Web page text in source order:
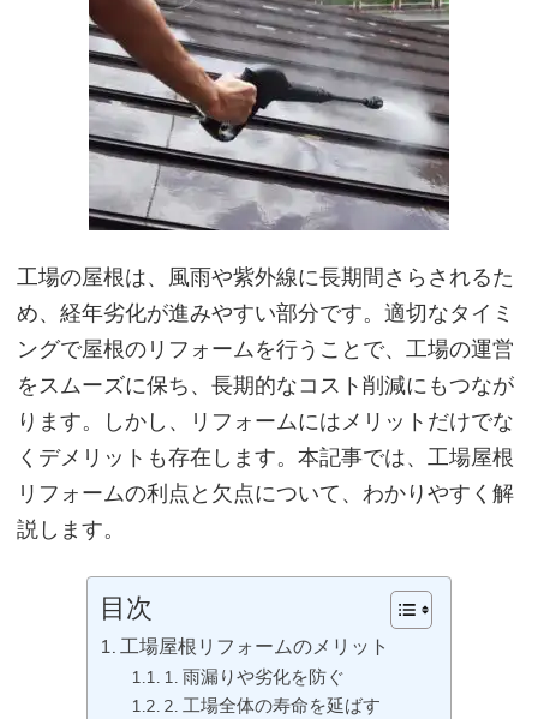
工場の屋根は、風雨や紫外線に長期間さらされるた
め、経年劣化が進みやすい部分です。適切なタイミ
ングで屋根のリフォームを行うことで、工場の運営
をスムーズに保ち、長期的なコスト削減にもつなが
ります。しかし、リフォームにはメリットだけでな
くデメリットも存在します。本記事では、工場屋根
リフォームの利点と欠点について、わかりやすく解
説します。
目次
工場屋根リフォームのメリット
1. 雨漏りや劣化を防ぐ
2. 工場全体の寿命を延ばす